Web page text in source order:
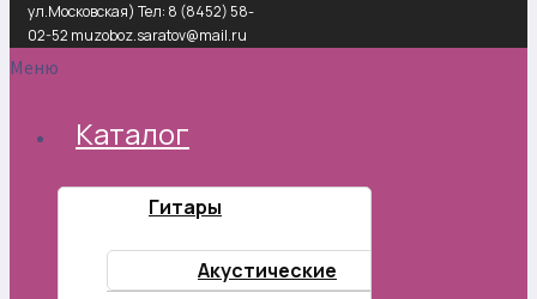
ул.Московская) Тел: 8 (8452) 58-
02-52 muzoboz.saratov@mail.ru
Меню
Каталог
Гитары
Акустические